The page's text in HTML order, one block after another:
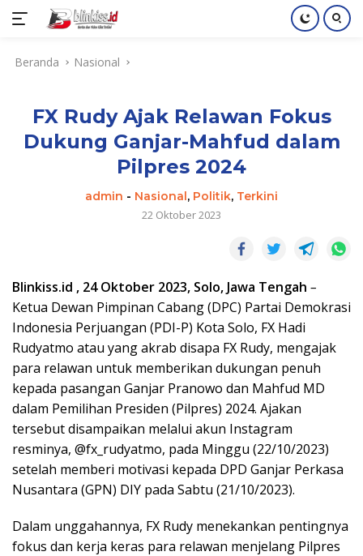
Beranda Nasional
FX Rudy Ajak Relawan Fokus
Dukung Ganjar-Mahfud dalam
Pilpres 2024
admin - Nasional, Politik, Terkini
22 Oktober 2023
Blinkiss.id , 24 Oktober 2023, Solo, Jawa Tengah –
Ketua Dewan Pimpinan Cabang (DPC) Partai Demokrasi
Indonesia Perjuangan (PDI-P) Kota Solo, FX Hadi
Rudyatmo atau yang akrab disapa FX Rudy, mengajak
para relawan untuk memberikan dukungan penuh
kepada pasangan Ganjar Pranowo dan Mahfud MD
dalam Pemilihan Presiden (Pilpres) 2024. Ajakan
tersebut disampaikan melalui akun Instagram
resminya, @fx_rudyatmo, pada Minggu (22/10/2023)
setelah memberi motivasi kepada DPD Ganjar Perkasa
Nusantara (GPN) DIY pada Sabtu (21/10/2023).
Dalam unggahannya, FX Rudy menekankan pentingnya
fokus dan kerja keras para relawan menjelang Pilpres